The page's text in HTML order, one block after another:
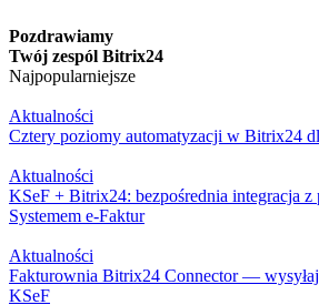
Pozdrawiamy
Twój zespól Bitrix24
Najpopularniejsze
Aktualności
Cztery poziomy automatyzacji w Bitrix24
Aktualności
KSeF + Bitrix24: bezpośrednia integracja
Systemem e-Faktur
Aktualności
Fakturownia Bitrix24 Connector —
KSeF